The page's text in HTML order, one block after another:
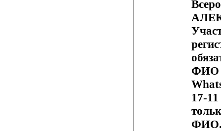
ФИО
17-